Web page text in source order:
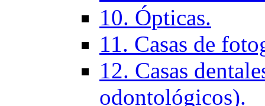
10. Ópticas.
11. Casas de
12. Casas
odontológicos).